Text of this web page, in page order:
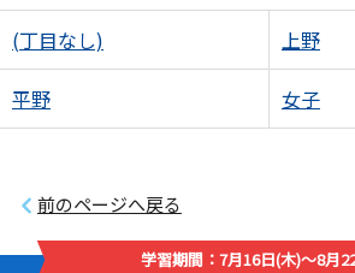
(丁目なし) 上野
平野 女子
前のページへ戻る
学習期間：7月16日(木)～8月